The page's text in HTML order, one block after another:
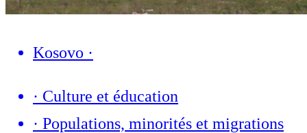
Kosovo ·
· Culture et éducation
· Populations, minorités et migrations